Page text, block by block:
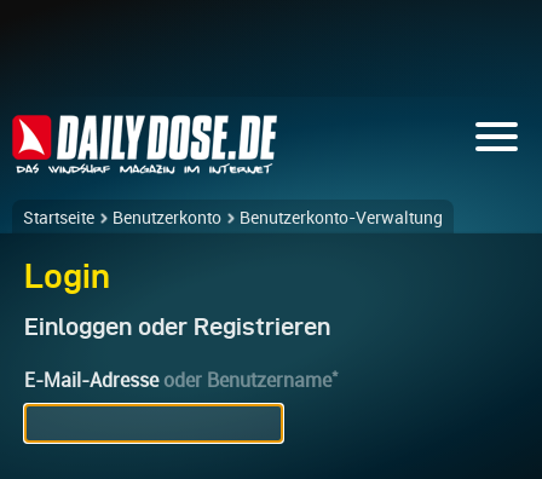
Startseite Benutzerkonto Benutzerkonto-Verwaltung
Login
Einloggen oder Registrieren
E-Mail-Adresse oder Benutzername*